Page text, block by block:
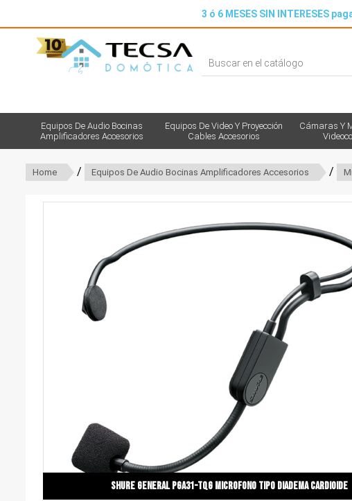
3 ó 6 MESES SIN INTERESES
Equipos De Audio Bocinas
Amplificadores Accesorios
Equipos De Video Y Proyección
Cables Accesorios
Cámaras Y
Home / Equipos De Audio Bocinas Amplificadores Accesorios /
Shure general PGA31-TQG Microfono tipo diadema cardioide